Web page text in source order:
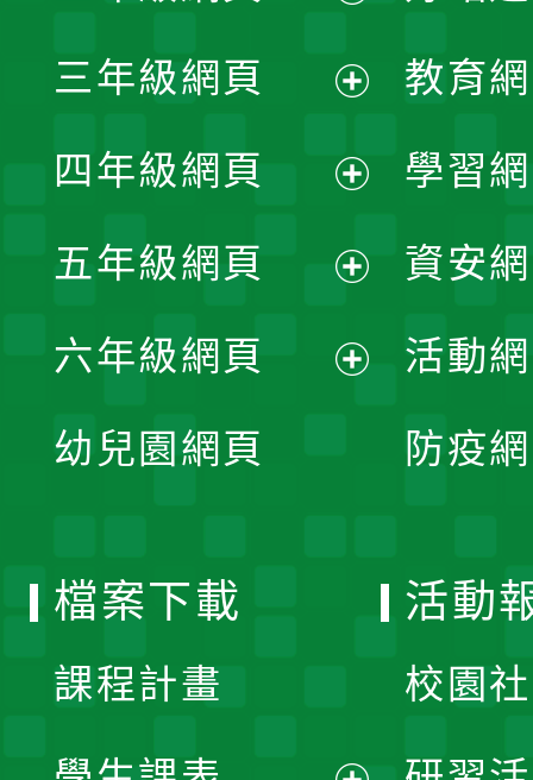
開
選
單
開
選
單
三年級網頁
開
選
單
四年級網頁
開
選
五年級網頁
開
六年級網頁
幼兒園網頁
教育
學習
資安
活動
防疫
檔案下載
課程計畫
活動
校園